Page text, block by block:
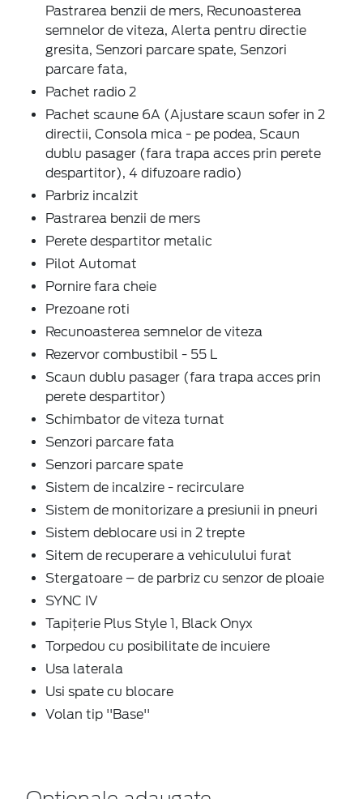
Pastrarea benzii de mers, Recunoasterea
semnelor de viteza, Alerta pentru directie
gresita, Senzori parcare spate, Senzori
parcare fata,
Pachet radio 2
Pachet scaune 6A (Ajustare scaun sofer in 2
directii, Consola mica - pe podea, Scaun
dublu pasager (fara trapa acces prin perete
despartitor), 4 difuzoare radio)
Parbriz incalzit
Pastrarea benzii de mers
Perete despartitor metalic
Pilot Automat
Pornire fara cheie
Prezoane roti
Recunoasterea semnelor de viteza
Rezervor combustibil - 55 L
Scaun dublu pasager (fara trapa acces prin
perete despartitor)
Schimbator de viteza turnat
Senzori parcare fata
Senzori parcare spate
Sistem de incalzire - recirculare
Sistem de monitorizare a presiunii in pneuri
Sistem deblocare usi in 2 trepte
Sitem de recuperare a vehiculului furat
Stergatoare – de parbriz cu senzor de ploaie
SYNC IV
Tapițerie Plus Style 1, Black Onyx
Torpedou cu posibilitate de incuiere
Usa laterala
Usi spate cu blocare
Volan tip ''Base''